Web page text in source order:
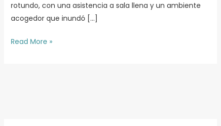
rotundo, con una asistencia a sala llena y un ambiente
acogedor que inundó […]
Read More »